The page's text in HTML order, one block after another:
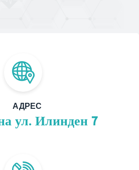
АДРЕС
ул. Илинден 7